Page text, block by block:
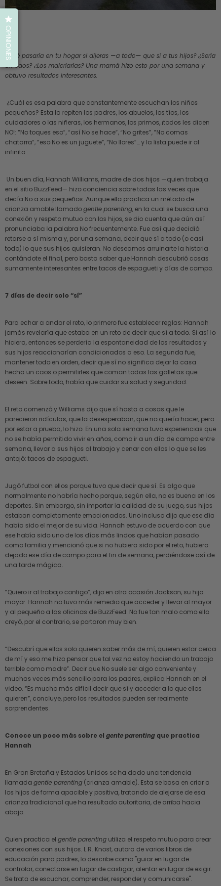
¿Qué pasaría en tu hogar si dijeras —a todo— que sí a tus hijos? ¿Sería
un caos? ¿Los malcriarías? Una mamá hizo esto por una semana y
obtuvo resultados interesantes.
¿Cuál es esa palabra que constantemente escuchan los niños
pequeños? Esta la repiten los padres, los abuelos, los tíos, los
cuidadores o las niñeras, los hermanos, los primos, ¡todos les dicen
NO!: “No toques eso”, “así No se hace”, “No grites”, “No comas
chatarra”, “eso No es un juguete”, “No llores”… y la lista puede ir al
infinito.
Un buen día, Hannah Williams, madre de dos hijos —quien trabaja
en el sitio BuzzFeed— hizo conciencia sobre todas las veces que
decía No a sus pequeños. Aunque ella practica un método de
crianza amable llamadogentle parenting, en la cual se busca una
conexión y respeto mutuo con los hijos, se dio cuenta que aún así
pronunciaba la palabra No frecuentemente. Fue así que decidió
retarse a sí misma y, por una semana, decir que sí a todo (o casi
todo) lo que sus hijos quisieran. No deseamos arruinarte la historia
contándote el final, pero basta saber que Hannah descubrió cosas
sumamente interesantes entre tacos de espagueti y días de campo.
7 días de decir solo “sí”
Para echar a andar el reto, lo primero fue establecer reglas: Hannah
jamás revelaría que estaba en un reto de decir que sí a todo. Si así lo
hiciera, entonces se perdería la espontaneidad de los resultados y
sus hijos reaccionarían condicionados a eso. La segunda fue,
mantener todo en orden, decir que sí no significa dejar la casa
hecha un caos o permitirles que coman todas las galletas que
deseen. Sobre todo, había que cuidar su salud y seguridad.
El reto comenzó y Williams dijo que sí hasta a cosas que le
parecieron ridículas, que la desesperaban, que no quería hacer, pero
por estar a prueba, lo hizo. En una sola semana tuvo experiencias que
no se había permitido vivir en años, como ir a un día de campo entre
semana, llevar a sus hijos al trabajo y cenar con ellos lo que se les
antojó: tacos de espagueti.
Jugó futbol con ellos porque tuvo que decir que sí. Es algo que
normalmente no habría hecho porque, según ella, no es buena en los
deportes. Sin embargo, sin importar la calidad de su juego, sus hijos
estaban completamente emocionados. Uno incluso dijo que ese día
había sido el mejor de su vida. Hannah estuvo de acuerdo con que
ese había sido uno de los días más lindos que habían pasado
como familia y mencionó que si no hubiera sido por el reto, hubiera
dejado ese día de campo para el fin de semana, perdiéndose así de
una tarde mágica.
“Quiero ir al trabajo contigo”, dijo en otra ocasión Jackson, su hijo
mayor. Hannah no tuvo más remedio que acceder y llevar al mayor
y al pequeño a las oficinas de BuzzFeed. No fue tan malo como ella
creyó, por el contrario, se portaron muy bien.
“Descubrí que ellos solo quieren saber más de mí, quieren estar cerca
de mí y eso me hizo pensar que tal vez no estoy haciendo un trabajo
terrible como madre”. Decir que No suele ser algo conveniente y
muchas veces más sencillo para los padres, explica Hannah en el
video. “Es mucho más difícil decir que sí y acceder a lo que ellos
quieren”, concluye, pero los resultados pueden ser realmente
sorprendentes.
Conoce un poco más sobre el gente parenting que practica
Hannah
En Gran Bretaña y Estados Unidos se ha dado una tendencia
llamada gentle parenting (crianza amable). Esta se basa en criar a
los hijos de forma apacible y positiva, tratando de alejarse de esa
crianza tradicional que ha resultado autoritaria, de arriba hacia
abajo.
Quien practica el gentle parenting utiliza el respeto mutuo para crear
conexiones con sus hijos. L.R. Knost, autora de varios libros de
educación para padres, lo describe como "guiar en lugar de
controlar, conectarse en lugar de castigar, alentar en lugar de exigir.
Se trata de escuchar, comprender, responder y comunicarse".
OPINIONES